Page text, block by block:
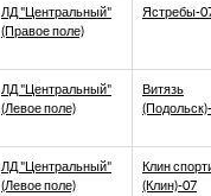
ЛД "Центральный"
(Правое поле)
Ястребы-
ЛД "Центральный"
(Левое поле)
Витязь
ЛД "Центральный"
(Левое поле)
Клин
(Клин)-07